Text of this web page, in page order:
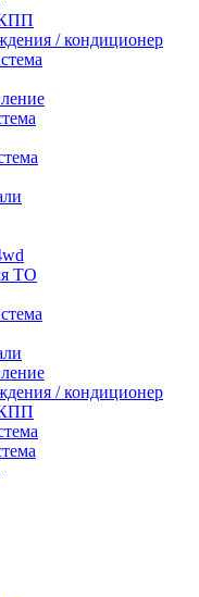
/ кондиционер
ТО
/ кондиционер